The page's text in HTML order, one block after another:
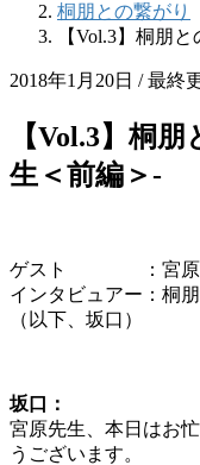
桐朋との繋がり
【Vol.3】桐朋
2018年1月20日 / 最終
【Vol.3】桐
生＜前編＞-
ゲスト ：宮原洋一
インタビュアー：桐
（以下、坂口）
坂口：
宮原先生、本日はお
うございます。